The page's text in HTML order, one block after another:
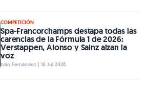
COMPETICIÓN
Spa-Francorchamps destapa todas las
carencias de la Fórmula 1 de 2026:
Verstappen, Alonso y Sainz alzan la
voz
Iván Fernández | 18 Jul 2026